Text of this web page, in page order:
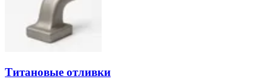
Титановые отливки